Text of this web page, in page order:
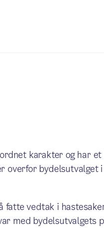
karakter og har
overfor bydelsutvalget
vedtak i
med bydelsutvalgets